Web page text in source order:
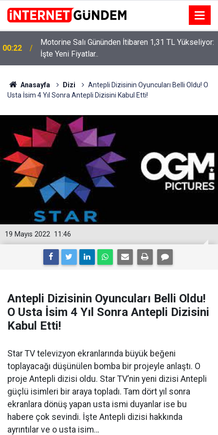
00:22
Motorine Salı Gününden İtibaren 1,31 TL Yükseliyor:
İşte Yeni Fiyatlar..
Anasayfa Dizi
Antepli Dizisinin Oyuncuları Belli Oldu! O
Usta İsim 4 Yıl Sonra Antepli Dizisini Kabul Etti!
11:46
19 Mayıs 2022
Antepli Dizisinin Oyuncuları Belli Oldu!
O Usta İsim 4 Yıl Sonra Antepli Dizisini
Kabul Etti!
Star TV televizyon ekranlarında büyük beğeni
toplayacağı düşünülen bomba bir projeyle anlaştı. O
proje Antepli dizisi oldu. Star TV’nin yeni dizisi Antepli
güçlü isimleri bir araya topladı. Tam dört yıl sonra
ekranlara dönüş yapan usta ismi duyanlar ise bu
habere çok sevindi. İşte Antepli dizisi hakkında
ayrıntılar ve o usta isim…